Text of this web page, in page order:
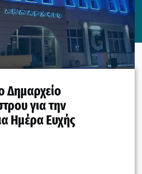
Δημαρχείο
για την
Ημέρα Ευχής